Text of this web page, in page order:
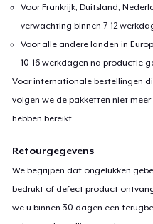
Voor Frankrijk, Duitsland,
verwachting binnen 7-12
Voor alle andere landen in
10-16 werkdagen na productie
Voor internationale bestellingen
volgen we de pakketten niet
hebben bereikt.
Retourgegevens
We begrijpen dat ongelukken
bedrukt of defect product
we u binnen 30 dagen een